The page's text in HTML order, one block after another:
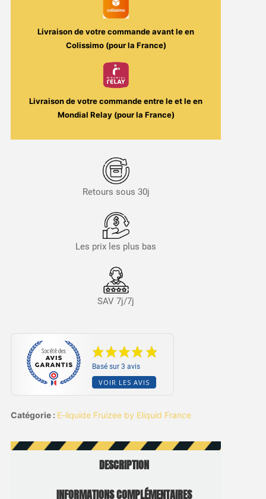
Livraison de votre commande avant leen
Colissimo (pour la France)
Livraison de votre commande entre leet leen
Mondial Relay (pour la France)
Retours sous 30j
Les prix les plus bas
SAV 7j/7j
Basé sur 3 avis
VOIR LES AVIS
Catégorie : E-liquide Fruizee by Eliquid France
DESCRIPTION
INFORMATIONS COMPLÉMENTAIRES